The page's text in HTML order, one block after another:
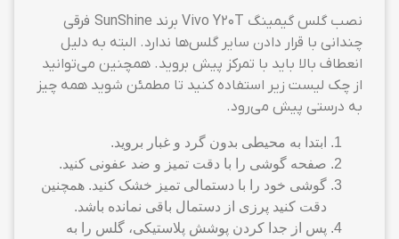
نصب گلس گیمینگ Vivo Y20T برند SunShine فرقی
چندانی با قرار دادن سایر گلس‌ها ندارد. البته به دلیل
انعطاف بالا باید با تمرکز پیش بروید. همچنین می‌توانید
از چک لیست زیر استفاده کنید تا مطمئن شوید همه چیز
به درستی پیش می‌رود.
ابتدا به محیطی بدون گرد و غبار بروید.
صفحه گوشی را با دقت تمیز و ضد عفونی کنید.
گوشی خود را با دستمالی تمیز خشک کنید. همچنین
دقت کنید پرزی از دستمال باقی نمانده باشد.
پس از جدا کردن پوشش پلاستیکی، گلس را به